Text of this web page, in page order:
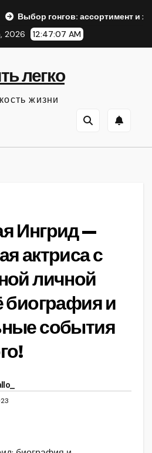
ассортимент и
2026
12:47:08 AM
легко
жизни
Ингрид —
актриса с
личной
биография и
события